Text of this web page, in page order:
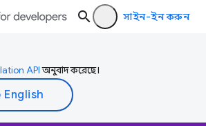
সাইন-ইন করুন
APIঅনুবাদ করেছে।